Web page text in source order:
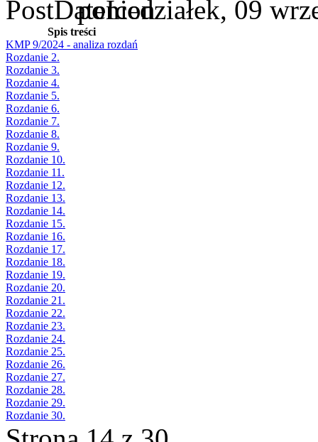
poniedziałek, 09
Spis treści
KMP 9/2024 - analiza rozdań
Rozdanie 2.
Rozdanie 3.
Rozdanie 4.
Rozdanie 5.
Rozdanie 6.
Rozdanie 7.
Rozdanie 8.
Rozdanie 9.
Rozdanie 10.
Rozdanie 11.
Rozdanie 12.
Rozdanie 13.
Rozdanie 14.
Rozdanie 15.
Rozdanie 16.
Rozdanie 17.
Rozdanie 18.
Rozdanie 19.
Rozdanie 20.
Rozdanie 21.
Rozdanie 22.
Rozdanie 23.
Rozdanie 24.
Rozdanie 25.
Rozdanie 26.
Rozdanie 27.
Rozdanie 28.
Rozdanie 29.
Rozdanie 30.